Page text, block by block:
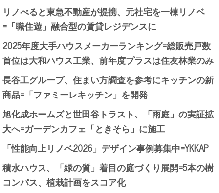
リノべると東急不動産が提携、元社宅を一棟リノベ
=「職住遊」融合型の賃貸レジデンスに
2025年度大手ハウスメーカーランキング=総販売戸数
首位は大和ハウス工業、前年度プラスは住友林業のみ
長谷工グループ、住まい方調査を参考にキッチンの新
商品=「ファミーレキッチン」を開発
旭化成ホームズと世田谷トラスト、「雨庭」の実証拡
大へ=ガーデンカフェ「ときそら」に施工
「性能向上リノベ2026」デザイン事例募集中=YKKAP
積水ハウス、「緑の質」着目の庭づくり展開=5本の樹
コンパス、植栽計画をスコア化